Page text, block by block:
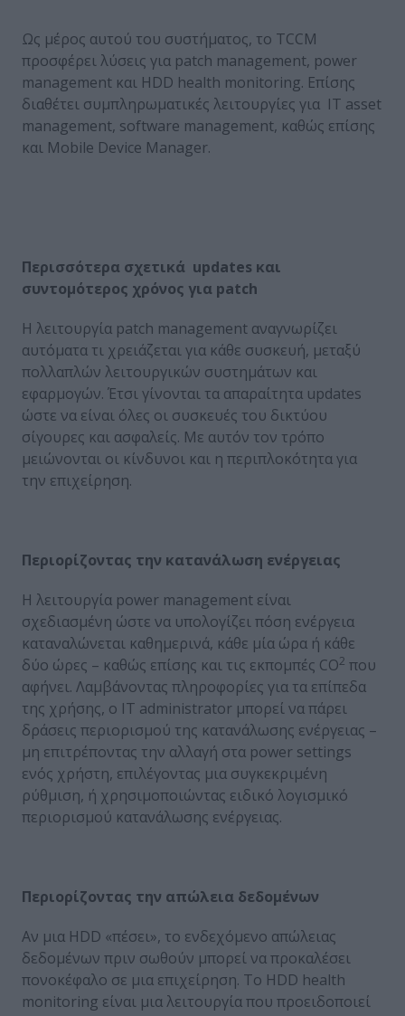
Ως μέρος αυτού του συστήματος, το TCCM
προσφέρει λύσεις για patch management, power
management και HDD health monitoring. Επίσης
διαθέτει συμπληρωματικές λειτουργίες για IT asset
management, software management, καθώς επίσης
και Mobile Device Manager.
Περισσότερα σχετικά updates και
συντομότερος χρόνος για patch
Η λειτουργία patch management αναγνωρίζει
αυτόματα τι χρειάζεται για κάθε συσκευή, μεταξύ
πολλαπλών λειτουργικών συστημάτων και
εφαρμογών. Έτσι γίνονται τα απαραίτητα updates
ώστε να είναι όλες οι συσκευές του δικτύου
σίγουρες και ασφαλείς. Με αυτόν τον τρόπο
μειώνονται οι κίνδυνοι και η περιπλοκότητα για
την επιχείρηση.
Περιορίζοντας την κατανάλωση ενέργειας
Η λειτουργία power management είναι
σχεδιασμένη ώστε να υπολογίζει πόση ενέργεια
καταναλώνεται καθημερινά, κάθε μία ώρα ή κάθε
δύο ώρες – καθώς επίσης και τις εκπομπές CO2 που
αφήνει. Λαμβάνοντας πληροφορίες για τα επίπεδα
της χρήσης, ο IT administrator μπορεί να πάρει
δράσεις περιορισμού της κατανάλωσης ενέργειας –
μη επιτρέποντας την αλλαγή στα power settings
ενός χρήστη, επιλέγοντας μια συγκεκριμένη
ρύθμιση, ή χρησιμοποιώντας ειδικό λογισμικό
περιορισμού κατανάλωσης ενέργειας.
Περιορίζοντας την απώλεια δεδομένων
Αν μια HDD «πέσει», το ενδεχόμενο απώλειας
δεδομένων πριν σωθούν μπορεί να προκαλέσει
πονοκέφαλο σε μια επιχείρηση. Το HDD health
monitoring είναι μια λειτουργία που προειδοποιεί